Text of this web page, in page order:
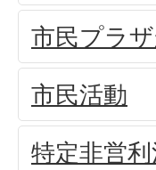
市民プラ
市民活動
特定非営利